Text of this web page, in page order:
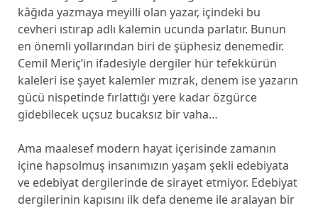
kâğıda yazmaya meyilli olan yazar, içindeki bu
cevheri ıstırap adlı kalemin ucunda parlatır. Bunun
en önemli yollarından biri de şüphesiz denemedir.
Cemil Meriç’in ifadesiyle dergiler hür tefekkürün
kaleleri ise şayet kalemler mızrak, denem ise yazarın
gücü nispetinde fırlattığı yere kadar özgürce
gidebilecek uçsuz bucaksız bir vaha…
Ama maalesef modern hayat içerisinde zamanın
içine hapsolmuş insanımızın yaşam şekli edebiyata
ve edebiyat dergilerinde de sirayet etmiyor. Edebiyat
dergilerinin kapısını ilk defa deneme ile aralayan bir